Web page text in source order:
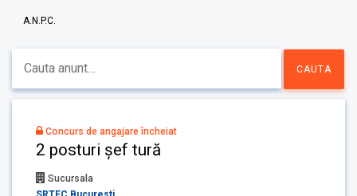
A.N.P.C.
Concurs de angajare încheiat
2 posturi șef tură
Sucursala